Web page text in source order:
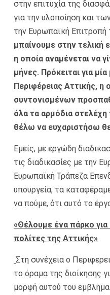
στην επιτυχία της
για την υλοποίηση και
την Ευρωπαϊκή Επιτροπή
μπαίνουμε στην τελική
η οποία αναμένεται να
μήνες. Πρόκειται για
Περιφέρειας Αττικής,
συντονισμένων
όλα τα αρμόδια στελέχη
θέλω να ευχαριστήσω
Εμείς, με εργώδη
τις διαδικασίες με την
Ευρωπαϊκή Τράπεζα
υπουργεία, τα
να πούμε, ότι αυτό το
«Θέλουμε ένα πάρκο
πολίτες της Αττικής»
Στη συνέχεια ο
το όραμα της διοίκησης
μορφή αυτού του